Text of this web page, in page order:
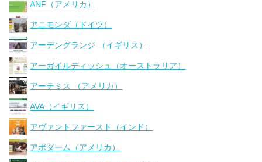
ANF（アメリカ）
アニモンダ（ドイツ）
アーデングランジ （イギリス）
アーガイルディッシュ（オーストラリア）
アーテミス （アメリカ）
AVA（イギリス）
アヴァントファースト（インド）
アボダーム（アメリカ）